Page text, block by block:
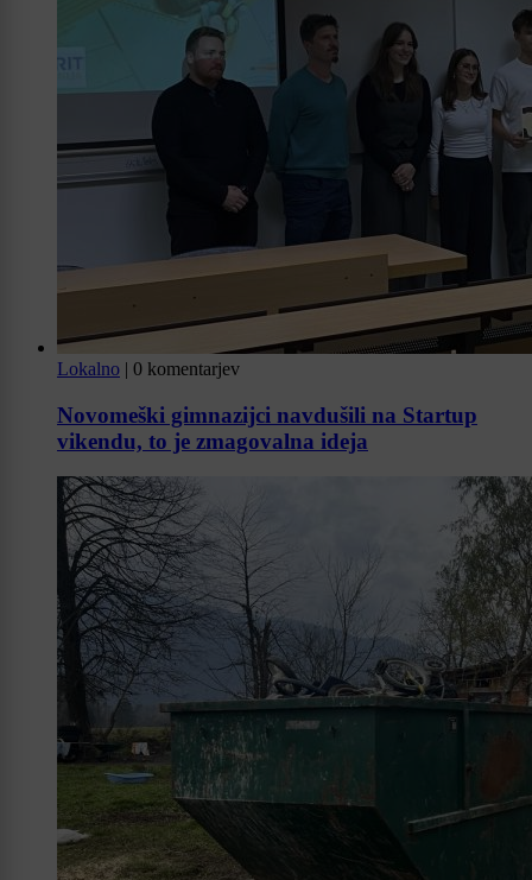
Lokalno | 0 komentarjev
Novomeški gimnazijci navdušili na Startup
vikendu, to je zmagovalna ideja